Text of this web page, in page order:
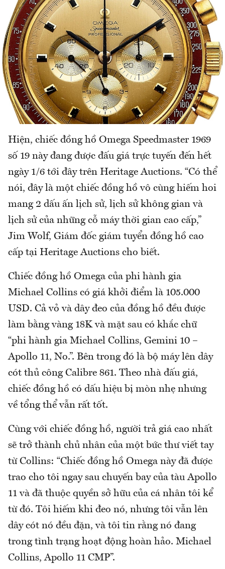
Hiện, chiếc đồng hồ Omega Speedmaster 1969
số 19 này đang được đấu giá trực tuyến đến hết
ngày 1/6 tới đây trên Heritage Auctions. “Có thể
nói, đây là một chiếc đồng hồ vô cùng hiếm hoi
mang 2 dấu ấn lịch sử, lịch sử không gian và
lịch sử của những cỗ máy thời gian cao cấp,”
Jim Wolf, Giám đốc giám tuyển đồng hồ cao
cấp tại Heritage Auctions cho biết.
Chiếc đồng hồ Omega của phi hành gia
Michael Collins có giá khởi điểm là 105.000
USD. Cả vỏ và dây đeo của đồng hồ đều được
làm bằng vàng 18K và mặt sau có khắc chữ
“phi hành gia Michael Collins, Gemini 10 –
Apollo 11, No.”. Bên trong đó là bộ máy lên dây
cót thủ công Calibre 861. Theo nhà đấu giá,
chiếc đồng hồ có dấu hiệu bị mòn nhẹ nhưng
về tổng thể vẫn rất tốt.
Cùng với chiếc đồng hồ, người trả giá cao nhất
sẽ trở thành chủ nhân của một bức thư viết tay
từ Collins: “Chiếc đồng hồ Omega này đã được
trao cho tôi ngay sau chuyến bay của tàu Apollo
11 và đã thuộc quyền sở hữu của cá nhân tôi kể
từ đó. Tôi hiếm khi đeo nó, nhưng tôi vẫn lên
dây cót nó đều đặn, và tôi tin rằng nó đang
trong tình trạng hoạt động hoàn hảo. Michael
Collins, Apollo 11 CMP”.